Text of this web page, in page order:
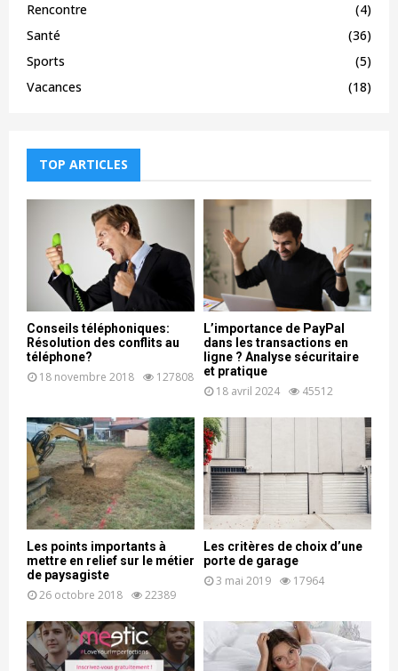
Rencontre
(4)
Santé
(36)
Sports
(5)
Vacances
(18)
TOP ARTICLES
Conseils téléphoniques:
Résolution des conflits au
téléphone?
18 novembre 2018 127808
L’importance de PayPal
dans les transactions en
ligne ? Analyse sécuritaire
et pratique
18 avril 2024 45512
Les points importants à
mettre en relief sur le métier
de paysagiste
26 octobre 2018 22389
Les critères de choix d’une
porte de garage
3 mai 2019 17964